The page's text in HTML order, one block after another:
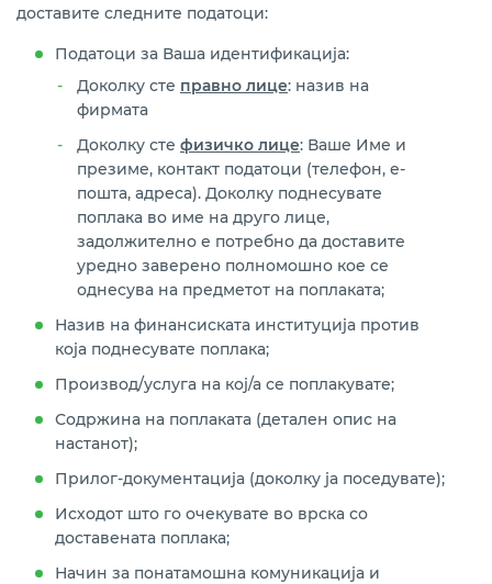
доставите следните податоци:
Податоци за Ваша идентификација:
Доколку сте правно лице: назив на
фирмата
Доколку сте физичко лице: Ваше Име и
презиме, контакт податоци (телефон, е-
пошта, адреса). Доколку поднесувате
поплака во име на друго лице,
задолжително е потребно да доставите
уредно заверено полномошно кое се
однесува на предметот на поплаката;
Назив на финансиската институција против
која поднесувате поплака;
Производ/услуга на кој/а се поплакувате;
Содржина на поплаката (детален опис на
настанот);
Прилог-документација (доколку ја поседувате);
Исходот што го очекувате во врска со
доставената поплака;
Начин за понатамошна комуникација и